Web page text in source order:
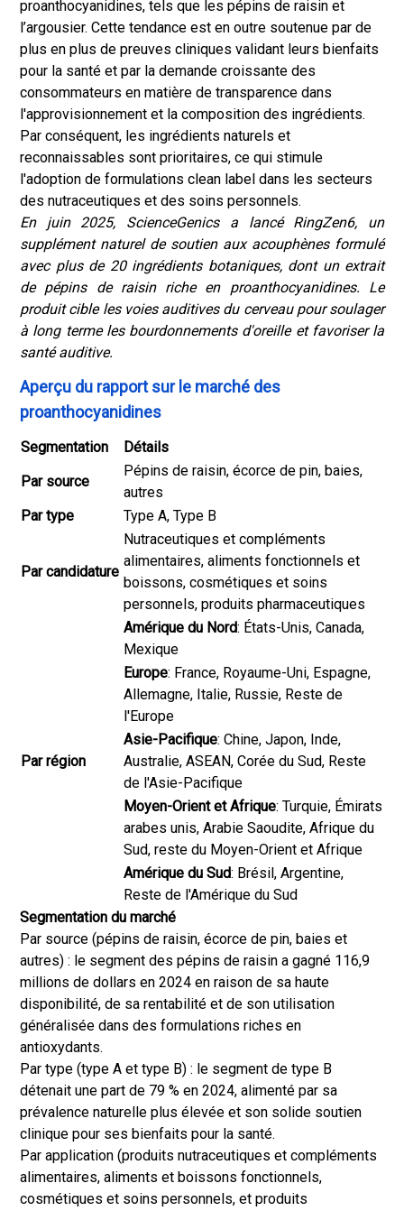
proanthocyanidines, tels que les pépins de raisin et
l’argousier. Cette tendance est en outre soutenue par de
plus en plus de preuves cliniques validant leurs bienfaits
pour la santé et par la demande croissante des
consommateurs en matière de transparence dans
l'approvisionnement et la composition des ingrédients.
Par conséquent, les ingrédients naturels et
reconnaissables sont prioritaires, ce qui stimule
l'adoption de formulations clean label dans les secteurs
des nutraceutiques et des soins personnels.
En juin 2025, ScienceGenics a lancé RingZen6, un
supplément naturel de soutien aux acouphènes formulé
avec plus de 20 ingrédients botaniques, dont un extrait
de pépins de raisin riche en proanthocyanidines. Le
produit cible les voies auditives du cerveau pour soulager
à long terme les bourdonnements d'oreille et favoriser la
santé auditive.
Aperçu du rapport sur le marché des
proanthocyanidines
Segmentation
Détails
Par source
Pépins de raisin, écorce de pin, baies,
autres
Par type
Type A, Type B
Par candidature
Nutraceutiques et compléments
alimentaires, aliments fonctionnels et
boissons, cosmétiques et soins
personnels, produits pharmaceutiques
Par région
Amérique du Nord: États-Unis, Canada,
Mexique
Europe: France, Royaume-Uni, Espagne,
Allemagne, Italie, Russie, Reste de
l'Europe
Asie-Pacifique: Chine, Japon, Inde,
Australie, ASEAN, Corée du Sud, Reste
de l'Asie-Pacifique
Moyen-Orient et Afrique: Turquie, Émirats
arabes unis, Arabie Saoudite, Afrique du
Sud, reste du Moyen-Orient et Afrique
Amérique du Sud: Brésil, Argentine,
Reste de l'Amérique du Sud
Segmentation du marché
Par source (pépins de raisin, écorce de pin, baies et
autres) : le segment des pépins de raisin a gagné 116,9
millions de dollars en 2024 en raison de sa haute
disponibilité, de sa rentabilité et de son utilisation
généralisée dans des formulations riches en
antioxydants.
Par type (type A et type B) : le segment de type B
détenait une part de 79 % en 2024, alimenté par sa
prévalence naturelle plus élevée et son solide soutien
clinique pour ses bienfaits pour la santé.
Par application (produits nutraceutiques et compléments
alimentaires, aliments et boissons fonctionnels,
cosmétiques et soins personnels, et produits